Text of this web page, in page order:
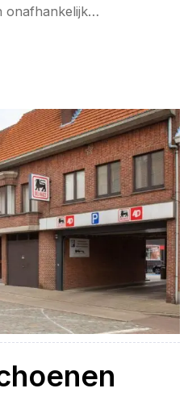
onafhankelijk
samen met jou een
zekerheid buiten na
geen producten,